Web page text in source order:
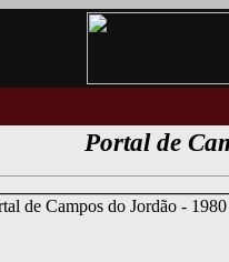
Portal de